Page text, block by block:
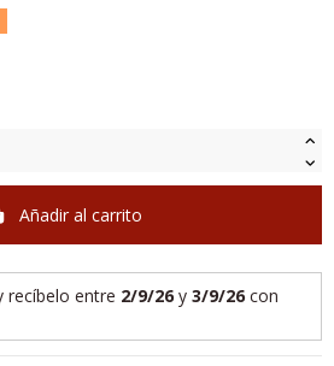
Añadir al carrito
recíbelo entre 2/9/26y 3/9/26 con